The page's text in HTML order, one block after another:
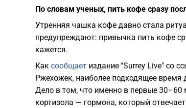
По словам ученых, пить кофе сразу
Утренняя чашка кофе давно стала
предупреждают: привычка пить кофе
кажется.
Как сообщает издание "Surrey Live" со
Ржехожек, наиболее подходящее время
Дело в том, что именно в первые 30–60
кортизола — гормона, который